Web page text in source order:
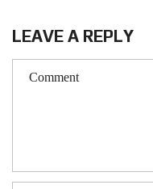
LEAVE A REPLY